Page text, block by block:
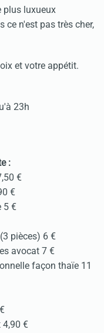
plus luxueux
ce n'est pas très cher,
et votre appétit.
23h
:
€
€
5 €
pièces) 6 €
avocat 7 €
façon thaïe 11
4,90 €